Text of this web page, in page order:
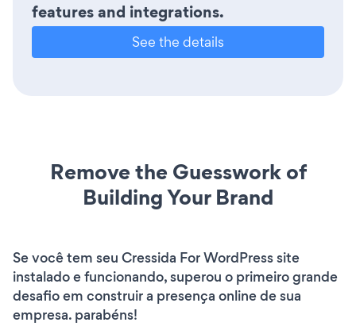
features and integrations.
See the details
Remove the Guesswork of
Building Your Brand
Se você tem seu Cressida For WordPress site
instalado e funcionando, superou o primeiro grande
desafio em construir a presença online de sua
empresa. parabéns!